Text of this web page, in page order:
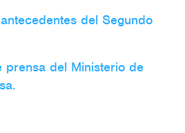
del Segundo
prensa del Ministerio de